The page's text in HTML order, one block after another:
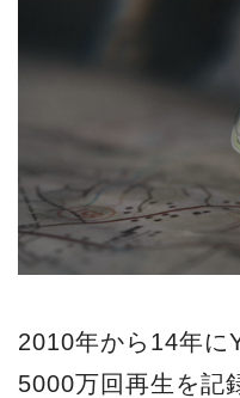
2010年から14年に
5000万回再生を記